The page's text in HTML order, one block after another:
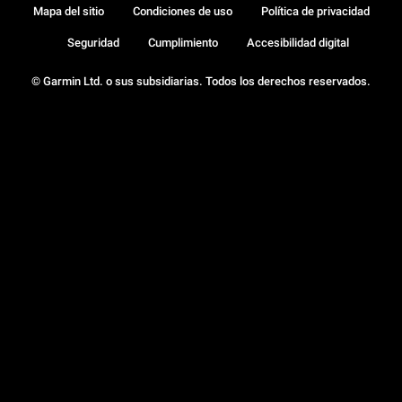
© Garmin Ltd. o sus subsidiarias. Todos los derechos reservados.
Mapa del sitio Condiciones de uso Política de privacidad
Seguridad Cumplimiento Accesibilidad digital